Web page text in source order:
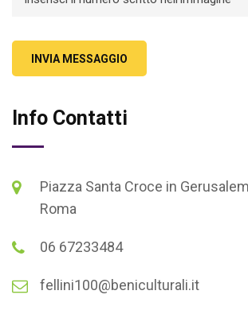
INVIA MESSAGGIO
Info Contatti
Piazza Santa Croce in
Roma
06 67233484
fellini100@beniculturali.it